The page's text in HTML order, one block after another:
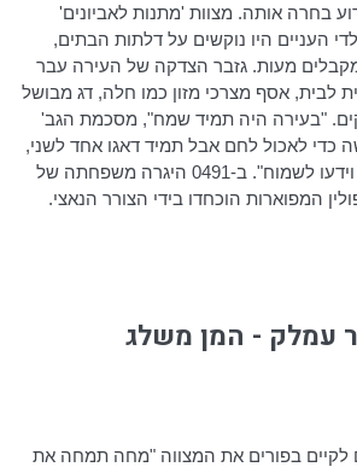
בחרה אותה. מצוות 'מתנות לאביונים'
העניים היו נוקשים על דלתות הבתים,
מעות. גזבר הצדקה של העירה עבר
לבית, אסף מצרכי מזון כמו חלה, דג מבושל
"בעירה היה תמיד שמח", מסכמת הגב'
כדי לאכול לחם אבל תמיד דאגו אחד לשני,
התרוממו מעל הקשיים וידעו לשמוח". ב-0491 היגרה משפחתה של
המפוארות הוכחדו בידי הצורר הנאצי.
עמלק - המן משלג
לקיים בפורים את המצווה "מחה תמחה את